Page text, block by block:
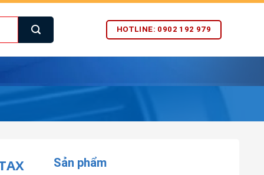
HOTLINE: 0902 192 979
Sản phẩm